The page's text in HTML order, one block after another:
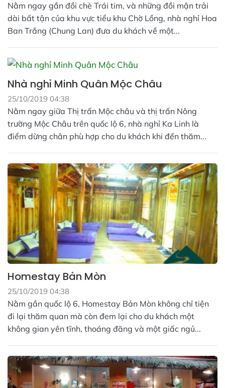
Nằm ngay gần đồi chè Trái tim, và những đồi mận trải
dài bất tận của khu vực tiểu khu Chờ Lồng, nhà nghỉ Hoa
Ban Trắng (Chung Lan) đưa du khách về một...
Nhà nghỉ Minh Quân Mộc Châu
25/10/2019 04:38
Nằm ngay giữa Thị trấn Mộc châu và thị trấn Nông
trường Mộc Châu trên quốc lộ 6, nhà nghỉ Ka Linh là
điểm dừng chân phù hợp cho du khách khi đến thăm...
Homestay Bản Mòn
25/10/2019 04:38
Nằm gần quốc lộ 6, Homestay Bản Mòn không chỉ tiện
đi lại thăm quan mà còn đem lại cho du khách một
không gian yên tĩnh, thoáng đãng và một giấc ngủ...